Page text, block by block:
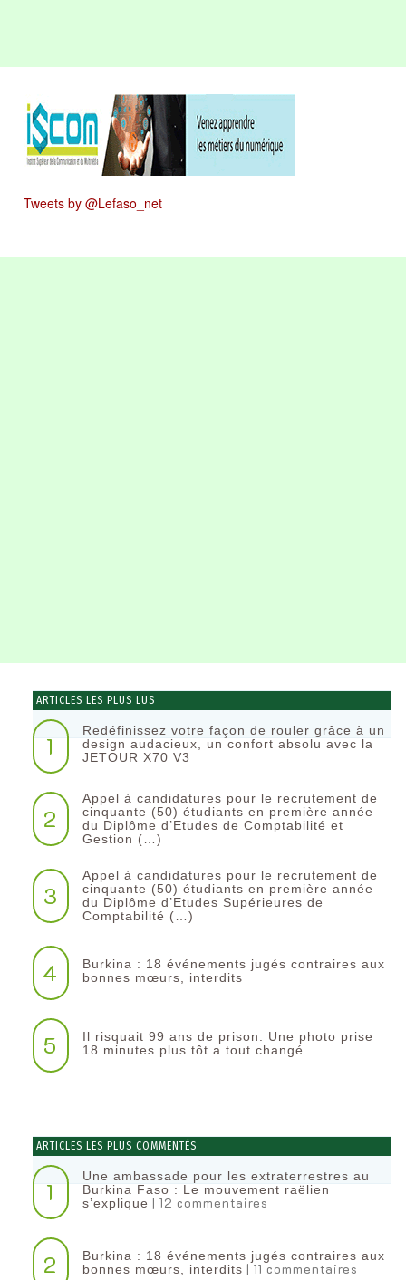
Tweets by @Lefaso_net
ARTICLES LES PLUS LUS
1
Redéfinissez votre façon de rouler grâce à un
design audacieux, un confort absolu avec la
JETOUR X70 V3
2
Appel à candidatures pour le recrutement de
cinquante (50) étudiants en première année
du Diplôme d’Etudes de Comptabilité et
Gestion (…)
3
Appel à candidatures pour le recrutement de
cinquante (50) étudiants en première année
du Diplôme d’Etudes Supérieures de
Comptabilité (…)
4
Burkina : 18 événements jugés contraires aux
bonnes mœurs, interdits
5
Il risquait 99 ans de prison. Une photo prise
18 minutes plus tôt a tout changé
ARTICLES LES PLUS COMMENTÉS
1
Une ambassade pour les extraterrestres au
Burkina Faso : Le mouvement raëlien
s’explique | 12 commentaires
2
Burkina : 18 événements jugés contraires aux
bonnes mœurs, interdits | 11 commentaires